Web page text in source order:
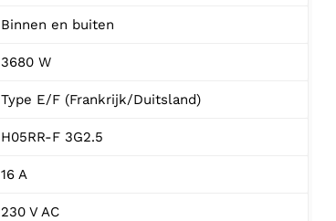
Binnen en buiten
3680 W
Type E/F (Frankrijk/Duitsland)
H05RR-F 3G2.5
16 A
230 V AC